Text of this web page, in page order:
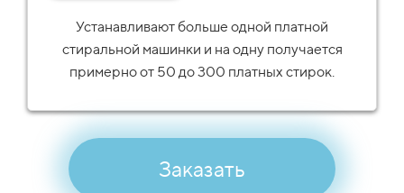
Устанавливают больше одной платной
стиральной машинки и на одну получается
примерно от 50 до 300 платных стирок.
Заказать